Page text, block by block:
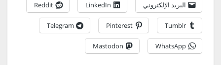
البريد الإلكتروني LinkedIn
Reddit
Tumblr
Pinterest
Telegram
WhatsApp
Mastodon